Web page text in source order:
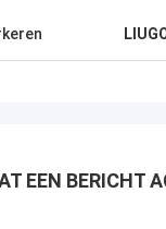
EEN BERICHT